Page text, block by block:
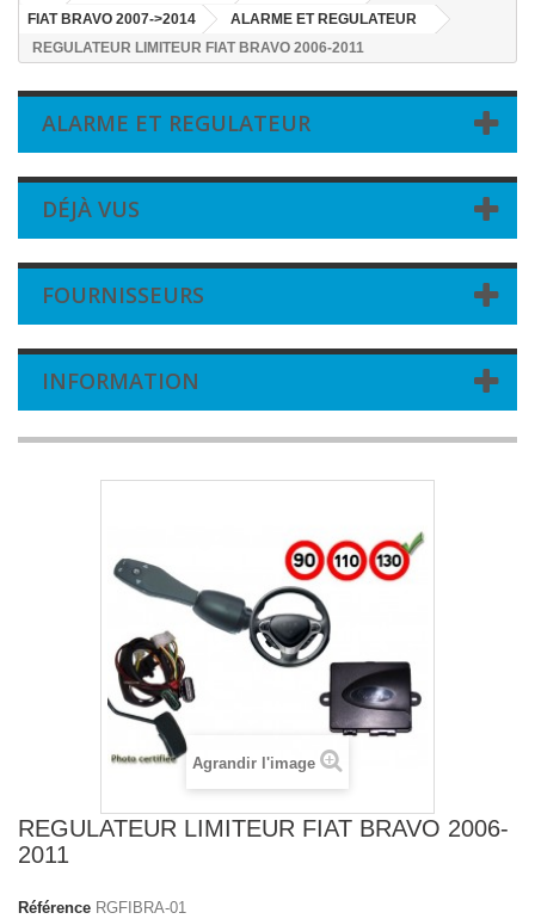
FIAT BRAVO 2007->2014
ALARME ET REGULATEUR
REGULATEUR LIMITEUR FIAT BRAVO 2006-2011
ALARME ET REGULATEUR
DÉJÀ VUS
FOURNISSEURS
INFORMATION
Agrandir l'image
REGULATEUR LIMITEUR FIAT BRAVO 2006-
2011
Référence RGFIBRA-01